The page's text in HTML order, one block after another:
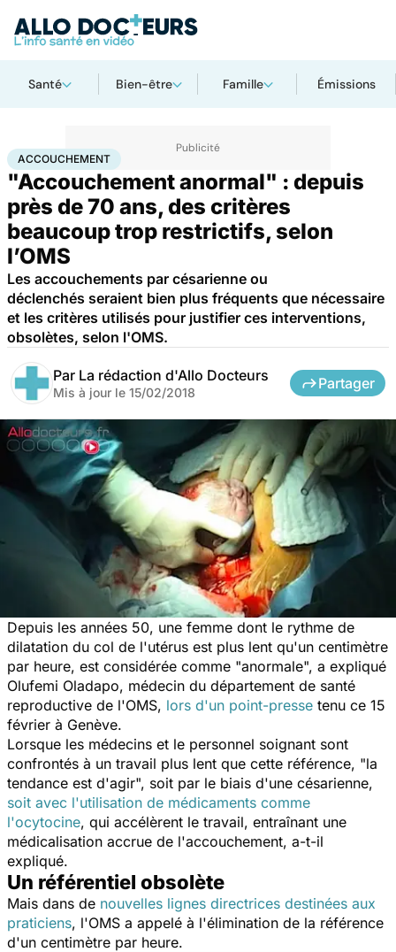
Santé Bien-être Famille Émissions
AccueilFamilleGrossesse Accouchement
ACCOUCHEMENT
"Accouchement anormal" : depuis
près de 70 ans, des critères
beaucoup trop restrictifs, selon
l’OMS
Les accouchements par césarienne ou
déclenchés seraient bien plus fréquents que nécessaire
et les critères utilisés pour justifier ces interventions,
obsolètes, selon l'OMS.
Par La rédaction d'Allo Docteurs
Mis à jour le 15/02/2018
Partager
Depuis les années 50, une femme dont le rythme de
dilatation du col de l'utérus est plus lent qu'un centimètre
par heure, est considérée comme "anormale", a expliqué
Olufemi Oladapo, médecin du département de santé
reproductive de l'OMS, lors d'un point-presse tenu ce 15
février à Genève.
Lorsque les médecins et le personnel soignant sont
confrontés à un travail plus lent que cette référence, "la
tendance est d'agir", soit par le biais d'une césarienne,
soit avec l'utilisation de médicaments comme
l'ocytocine, qui accélèrent le travail, entraînant une
médicalisation accrue de l'accouchement, a-t-il
expliqué.
Un référentiel obsolète
Mais dans de nouvelles lignes directrices destinées aux
praticiens, l'OMS a appelé à l'élimination de la référence
d'un centimètre par heure.